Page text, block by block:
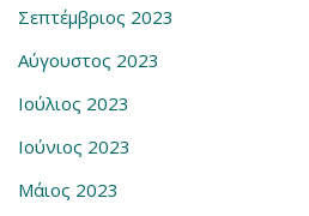
Σεπτέμβριος 2023
Αύγουστος 2023
Ιούλιος 2023
Ιούνιος 2023
Μάιος 2023